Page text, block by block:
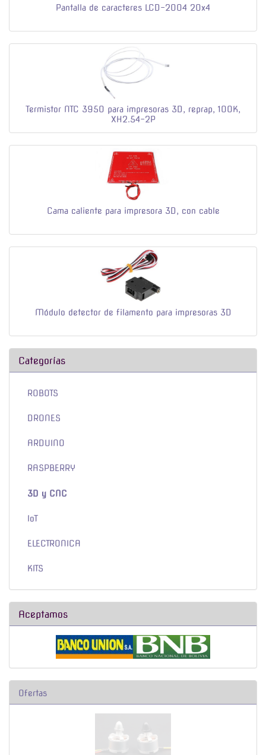
Pantalla de caracteres LCD-2004 20x4
Termistor NTC 3950 para impresoras 3D, reprap, 100K,
XH2.54-2P
Cama caliente para impresora 3D, con cable
Módulo detector de filamento para impresoras 3D
Categorías
ROBOTS
DRONES
ARDUINO
RASPBERRY
3D y CNC
IoT
ELECTRONICA
KITS
Aceptamos
Ofertas